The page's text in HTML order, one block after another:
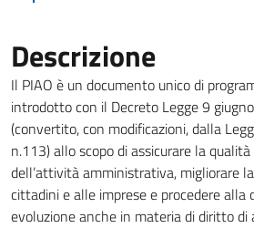
Descrizione
Il PIAO è un documento unico di
introdotto con il Decreto Legge 9
(convertito, con modificazioni, dalla
n.113) allo scopo di assicurare la
dell’attività amministrativa, migliorare
cittadini e alle imprese e procedere alla
evoluzione anche in materia di diritto di